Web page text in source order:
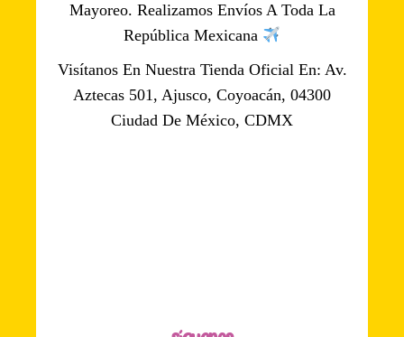
Mayoreo. Realizamos Envíos A Toda La
República Mexicana
Visítanos En Nuestra Tienda Oficial En: Av.
Aztecas 501, Ajusco, Coyoacán, 04300
Ciudad De México, CDMX